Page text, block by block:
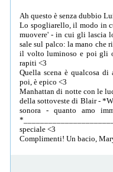
Ah questo è senza dubbio
Lo spogliarello, il modo in
muovere' - in cui gli lascia
sale sul palco: la mano che
il volto luminoso e poi gli
rapiti <3
Quella scena è qualcosa
poi, è epico <3
Manhattan di notte con le
della sottoveste di Blair -
sonora - quanto amo
speciale <3
Complimenti! Un bacio,